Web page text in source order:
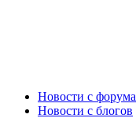
Новости c форума
Новости с блогов